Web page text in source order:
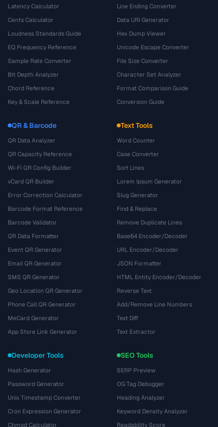
Latency Calculator
Cents Calculator
Loudness Standards Guide
EQ Frequency Reference
Sample Rate Converter
Bit Depth Analyzer
Chord Reference
Key & Scale Reference
Line Ending Converter
Data URI Generator
Hex Dump Viewer
Unicode Escape Converter
File Size Converter
Character Set Analyzer
Format Comparison Guide
Conversion Guide
QR & Barcode
QR Data Analyzer
QR Capacity Reference
Wi-Fi QR Config Builder
vCard QR Builder
Error Correction Calculator
Barcode Format Reference
Barcode Validator
QR Data Formatter
Event QR Generator
Email QR Generator
SMS QR Generator
Geo Location QR Generator
Phone Call QR Generator
MeCard Generator
App Store Link Generator
Text Tools
Word Counter
Case Converter
Sort Lines
Lorem Ipsum Generator
Slug Generator
Find & Replace
Remove Duplicate Lines
Base64 Encoder/Decoder
URL Encoder/Decoder
JSON Formatter
HTML Entity Encoder/Decoder
Reverse Text
Add/Remove Line Numbers
Text Diff
Text Extractor
Developer Tools
Hash Generator
Password Generator
Unix Timestamp Converter
Cron Expression Generator
Chmod Calculator
SEO Tools
SERP Preview
OG Tag Debugger
Heading Analyzer
Keyword Density Analyzer
Readability Score